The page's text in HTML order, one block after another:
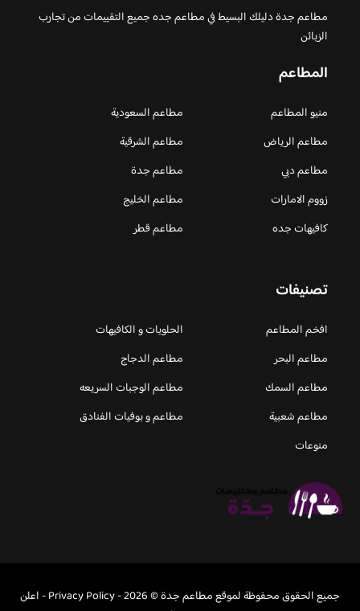
مطاعم جدة دليلك البسيط في مطاعم جده جميع التقييمات من تجارب
الزبائن
المطاعم
منيو المطاعم
مطاعم السعودية
مطاعم الرياض
مطاعم الشرقية
مطاعم دبي
مطاعم جدة
زووم الامارات
مطاعم الخليج
كافيهات جده
مطاعم قطر
تصنيفات
افخم المطاعم
الحلويات و الكافيهات ‎
مطاعم البحر
مطاعم الدجاج
مطاعم السمك
مطاعم الوجبات السريعه
مطاعم شعبية
مطاعم و بوفيات الفنادق
منوعات
جميع الحقوق محفوظة لموقع مطاعم جدة © 2026 - Privacy Policy
-اعلن